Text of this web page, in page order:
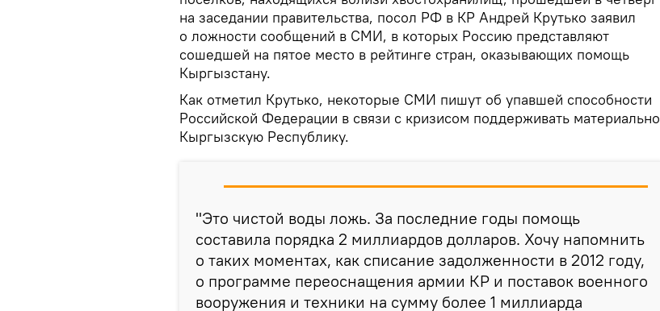
на заседании правительства, посол РФ в КР Андрей Крутько заявил
о ложности сообщений в СМИ, в которых Россию представляют
сошедшей на пятое место в рейтинге стран, оказывающих помощь
Кыргызстану.
Как отметил Крутько, некоторые СМИ пишут об упавшей способности
Российской Федерации в связи с кризисом поддерживать материально
Кыргызскую Республику.
"Это чистой воды ложь. За последние годы помощь
составила порядка 2 миллиардов долларов. Хочу напомнить
о таких моментах, как списание задолженности в 2012 году,
о программе переоснащения армии КР и поставок военного
вооружения и техники на сумму более 1 миллиарда